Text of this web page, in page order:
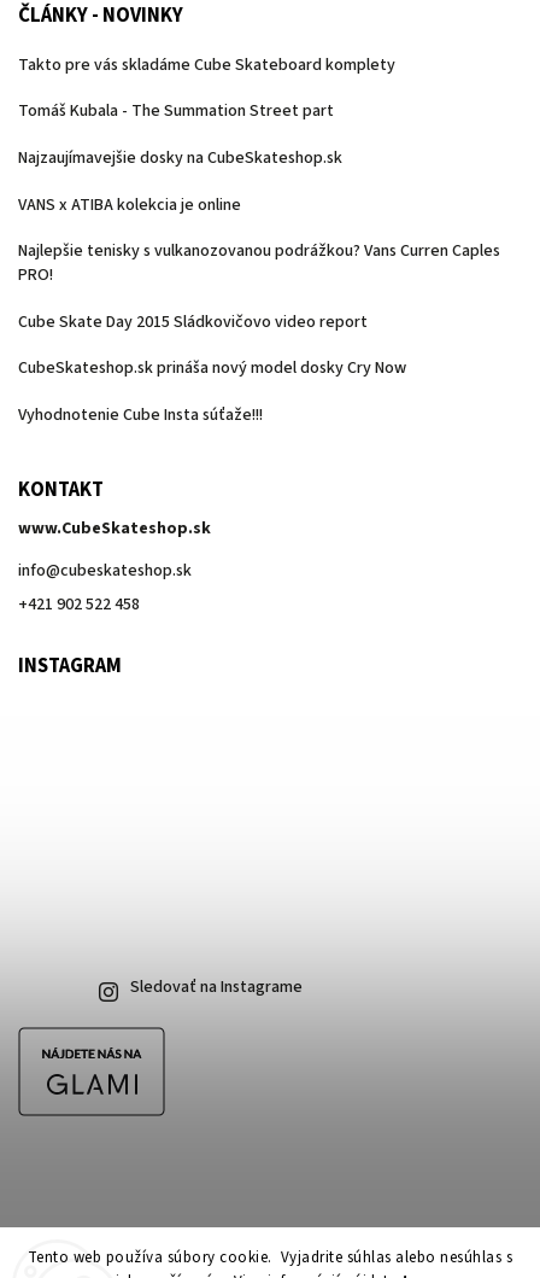
Tento web používa súbory cookie. Vyjadrite súhlas alebo nesúhlas s
ČLÁNKY - NOVINKY
Takto pre vás skladáme Cube Skateboard komplety
Tomáš Kubala - The Summation Street part
Najzaujímavejšie dosky na CubeSkateshop.sk
VANS x ATIBA kolekcia je online
Najlepšie tenisky s vulkanozovanou podrážkou? Vans Curren Caples
PRO!
Cube Skate Day 2015 Sládkovičovo video report
CubeSkateshop.sk prináša nový model dosky Cry Now
Vyhodnotenie Cube Insta súťaže!!!
KONTAKT
www.CubeSkateshop.sk
info@cubeskateshop.sk
+421 902 522 458
INSTAGRAM
Sledovať na Instagrame